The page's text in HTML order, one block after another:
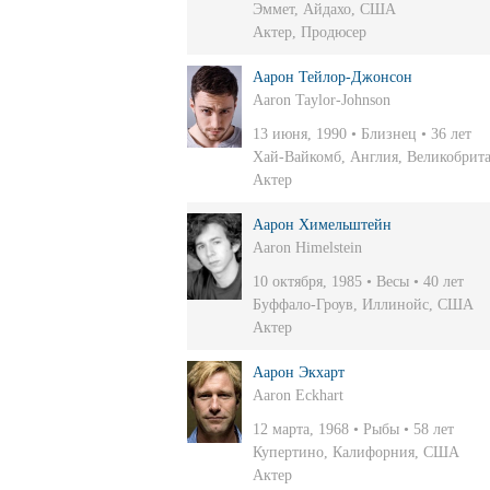
Эммет, Айдахо, США
Актер, Продюсер
Аарон Тейлор-Джонсон
Aaron Taylor-Johnson
13 июня, 1990 • Близнец • 36 лет
Хай-Вайкомб, Англия,
Актер
Аарон Химельштейн
Aaron Himelstein
10 октября, 1985 • Весы • 40 лет
Буффало-Гроув, Иллинойс, США
Актер
Аарон Экхарт
Aaron Eckhart
12 марта, 1968 • Рыбы • 58 лет
Купертино, Калифорния, США
Актер